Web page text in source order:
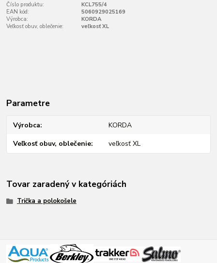
Číslo produktu:
KCL755/4
EAN kód:
5060929025169
Výrobca:
KORDA
Veľkosť obuv, oblečenie:
veľkosť XL
Parametre
Výrobca KORDA
Veľkosť obuv, oblečenie veľkosť XL
Tovar zaradený v kategóriách
Trička a polokošele